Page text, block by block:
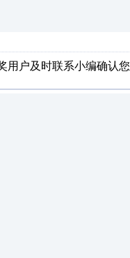
用户及时联系小编确认